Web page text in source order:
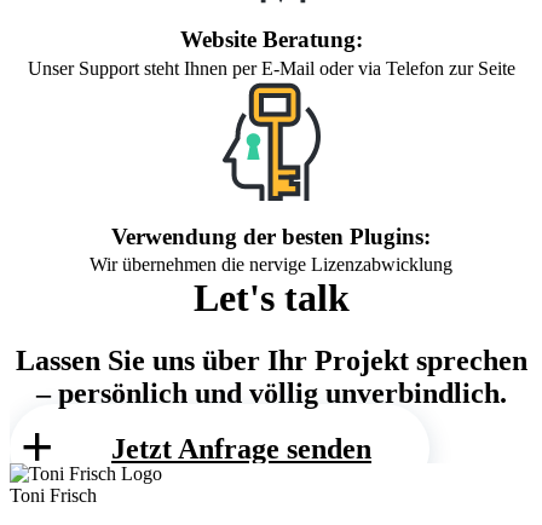
Website Beratung:
Unser Support steht Ihnen per E-Mail oder via Telefon zur Seite
Verwendung der besten Plugins:
Wir übernehmen die nervige Lizenzabwicklung
Let's talk
Lassen Sie uns über Ihr Projekt sprechen
– persönlich und völlig unverbindlich.
Jetzt Anfrage senden
Toni Frisch